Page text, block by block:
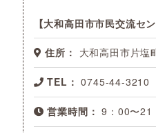
大和高田市市民交流セ
住所： 大和高田市片塩
TEL： 0745-44-3210
営業時間： 9：00〜21